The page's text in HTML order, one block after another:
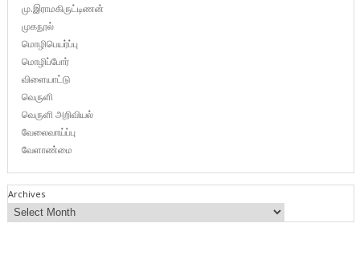
மு.இராமகிருட்டிணன்
முகநூல்
மொழிபெயர்ப்பு
மொழிப்போர்
விளையாட்டு
வெருளி
வெருளி அறிவியல்
வேலைவாய்ப்பு
வேளாண்மை
Archives